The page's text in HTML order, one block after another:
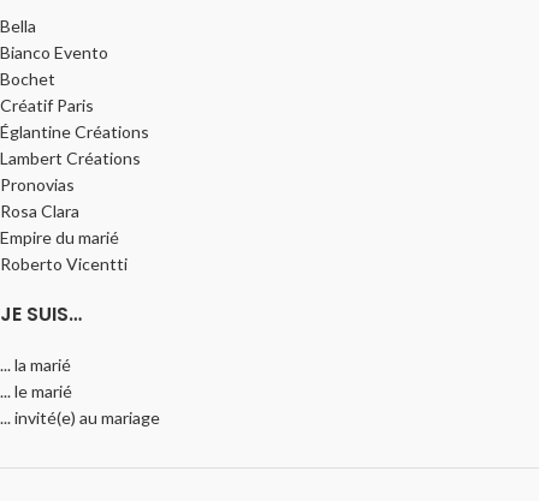
Bella
Bianco Evento
Bochet
Créatif Paris
Églantine Créations
Lambert Créations
Pronovias
Rosa Clara
Empire du marié
Roberto Vicentti
JE SUIS…
... la marié
... le marié
... invité(e) au mariage